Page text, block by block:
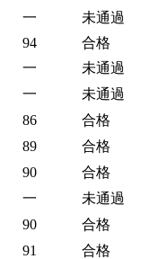
一
未通過
94
合格
一
未通過
一
未通過
86
合格
89
合格
90
合格
一
未通過
90
合格
91
合格